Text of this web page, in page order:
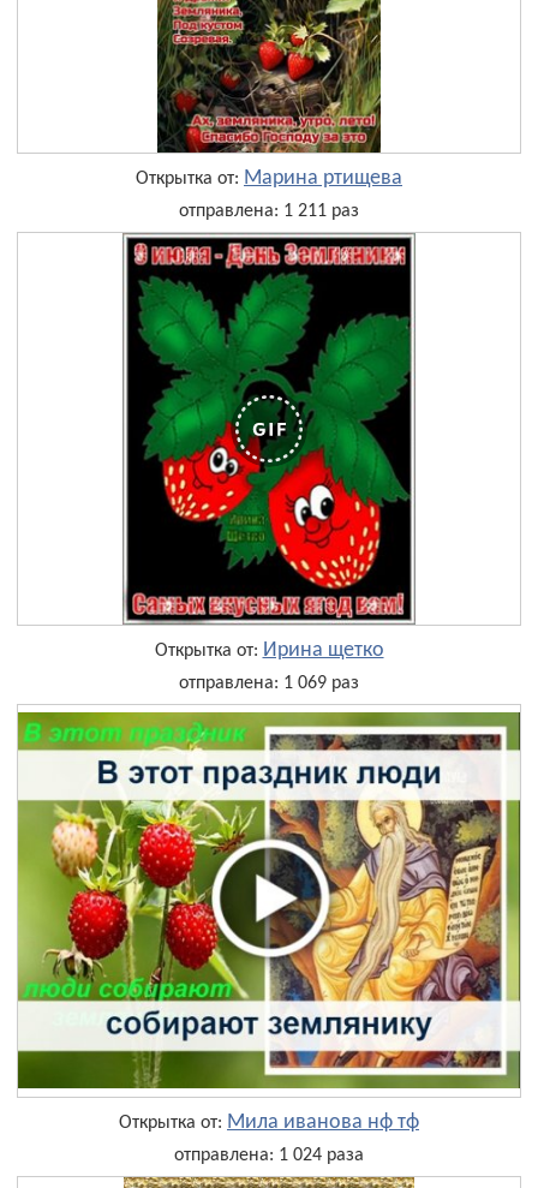
Открытка от: Марина ртищева
отправлена: 1 211 раз
Открытка от: Ирина щетко
отправлена: 1 069 раз
Открытка от: Мила иванова нф тф
отправлена: 1 024 раза